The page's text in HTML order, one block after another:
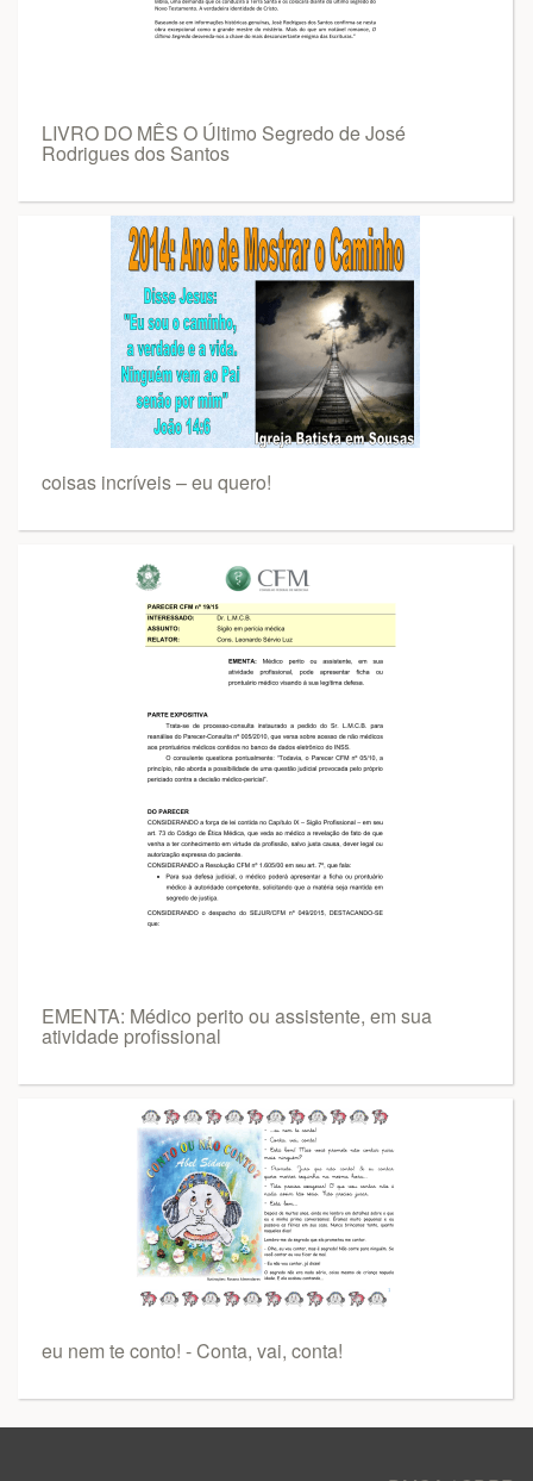
LIVRO DO MÊS O Último Segredo de José
Rodrigues dos Santos
coisas incríveis – eu quero!
EMENTA: Médico perito ou assistente, em sua
atividade profissional
eu nem te conto! - Conta, vai, conta!